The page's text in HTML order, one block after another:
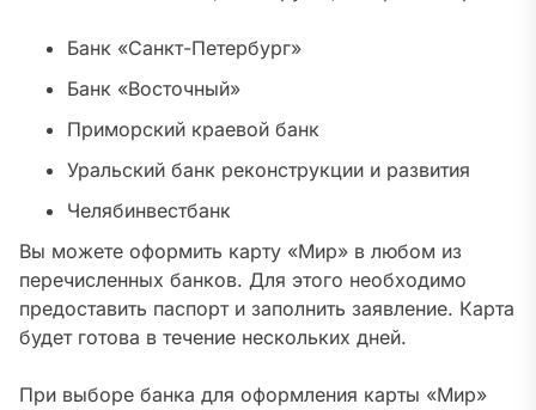
Банк «Санкт-Петербург»
Банк «Восточный»
Приморский краевой банк
Уральский банк реконструкции и развития
Челябинвестбанк
Вы можете оформить карту «Мир» в любом из
перечисленных банков. Для этого необходимо
предоставить паспорт и заполнить заявление. Карта
будет готова в течение нескольких дней.
При выборе банка для оформления карты «Мир»